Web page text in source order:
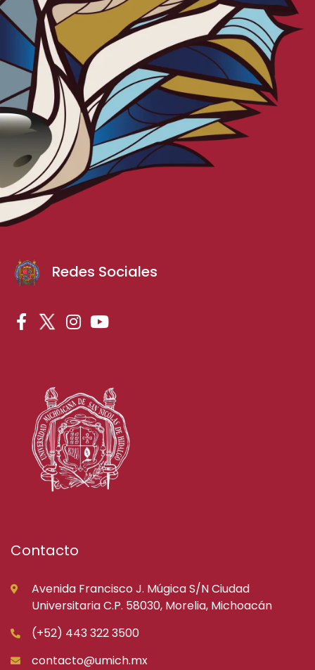
Redes Sociales
Contacto
Avenida Francisco J. Múgica S/N Ciudad
Universitaria C.P. 58030, Morelia, Michoacán
(+52) 443 322 3500
contacto@umich.mx